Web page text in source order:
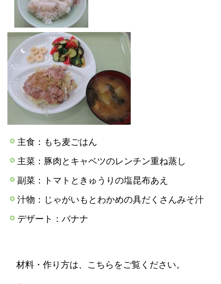
主食：もち麦ごはん
主菜：豚肉とキャベツのレンチン重ね蒸し
副菜：トマトときゅうりの塩昆布あえ
汁物：じゃがいもとわかめの具だくさんみそ汁
デザート：バナナ
材料・作り方は、こちらをご覧ください。